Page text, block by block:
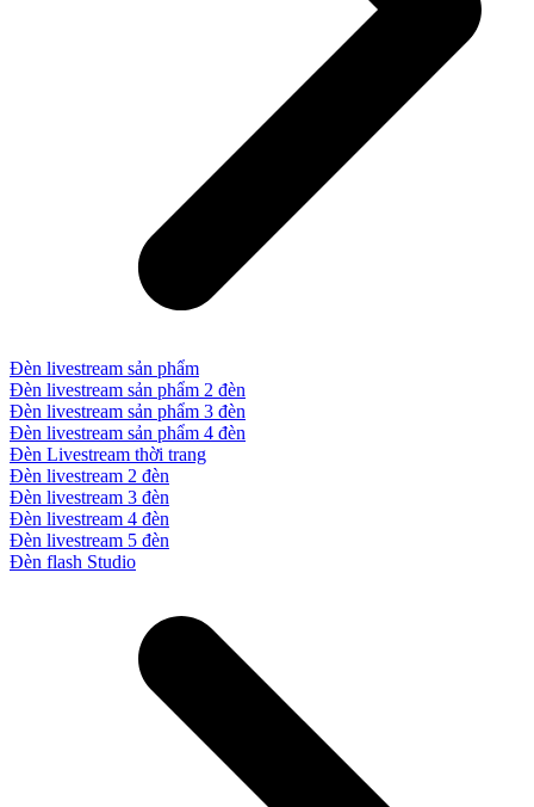
Đèn livestream sản phẩm
Đèn livestream sản phẩm 2 đèn
Đèn livestream sản phẩm 3 đèn
Đèn livestream sản phẩm 4 đèn
Đèn Livestream thời trang
Đèn livestream 2 đèn
Đèn livestream 3 đèn
Đèn livestream 4 đèn
Đèn livestream 5 đèn
Đèn flash Studio